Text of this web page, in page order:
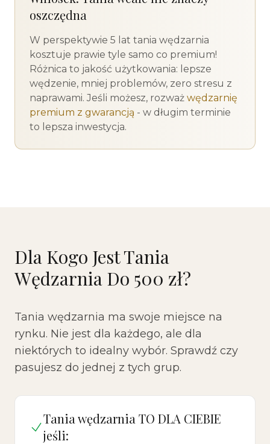
oszczędna
W perspektywie 5 lat tania wędzarnia
kosztuje prawie tyle samo co premium!
Różnica to jakość użytkowania: lepsze
wędzenie, mniej problemów, zero stresu z
naprawami. Jeśli możesz, rozważ wędzarnię
premium z gwarancją - w długim terminie
to lepsza inwestycja.
Dla Kogo Jest Tania
Wędzarnia Do 500 zł?
Tania wędzarnia ma swoje miejsce na
rynku. Nie jest dla każdego, ale dla
niektórych to idealny wybór. Sprawdź czy
pasujesz do jednej z tych grup.
Tania wędzarnia TO DLA CIEBIE
jeśli: